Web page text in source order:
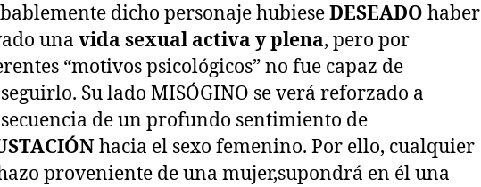
dicho personaje hubieseDESEADO haber
una vida sexual activa y plena, pero por
“motivos psicológicos” no fue capaz de
Su lado MISÓGINO se verá reforzado a
de un profundo sentimiento de
hacia el sexo femenino. Por ello, cualquier
proveniente de una mujer,supondrá en él una